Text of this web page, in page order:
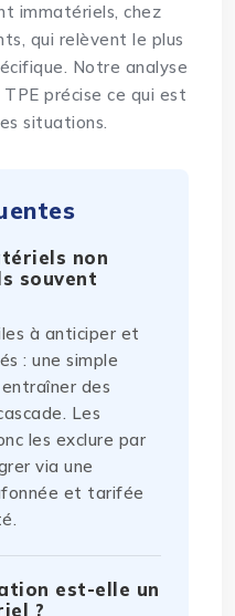
immatériels, chez
qui relèvent le plus
Notre analyse
TPE précise ce qui est
situations.
non
souvent
à anticiper et
: une simple
des
Les
les exclure par
via une
et tarifée
est-elle un
?